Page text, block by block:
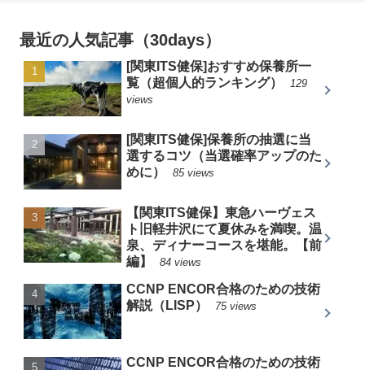
最近の人気記事（30days）
[関東ITS健保]おすすめ保養所一
覧（超個人的ランキング）
129
views
[関東ITS健保]保養所の抽選に当
選するコツ（当選確率アップのた
めに）
85 views
【関東ITS健保】東急ハーヴェス
ト旧軽井沢にて夏休みを満喫。温
泉、ディナーコースを堪能。【前
編】
84 views
CCNP ENCOR合格のための技術
解説（LISP）
75 views
CCNP ENCOR合格のための技術